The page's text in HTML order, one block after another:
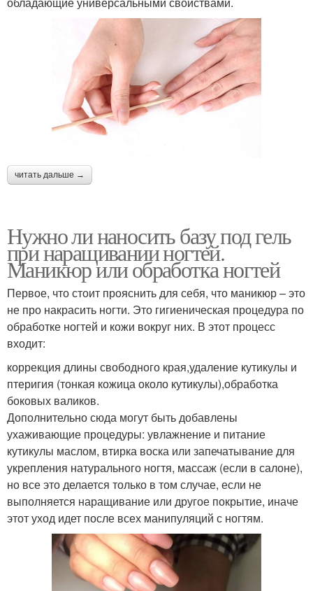
читать дальше →
Нужно ли наносить базу под гель
при наращивании ногтей.
Маникюр или обработка ногтей
Первое, что стоит прояснить для себя, что маникюр – это
не про накрасить ногти. Это гигиеническая процедура по
обработке ногтей и кожи вокруг них. В этот процесс
входит:
коррекция длины свободного края,удаление кутикулы и
птеригия (тонкая кожица около кутикулы),обработка
боковых валиков.
Дополнительно сюда могут быть добавлены
ухаживающие процедуры: увлажнение и питание
кутикулы маслом, втирка воска или запечатывание для
укрепления натурального ногтя, массаж (если в салоне),
но все это делается только в том случае, если не
выполняется наращивание или другое покрытие, иначе
этот уход идет после всех манипуляций с ногтям.